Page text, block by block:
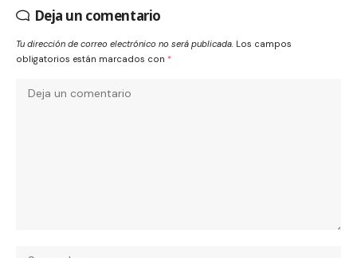
Deja un comentario
Tu dirección de correo electrónico no será publicada. Los campos
obligatorios están marcados con *